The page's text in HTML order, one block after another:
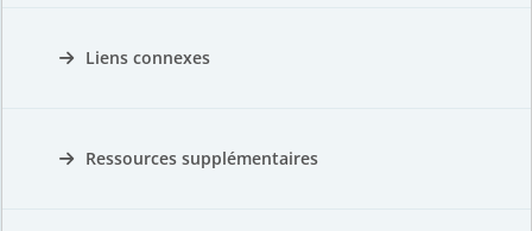
Liens connexes
Ressources supplémentaires